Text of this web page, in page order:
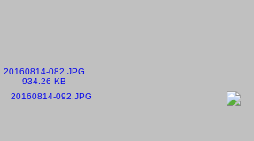
20160814-082.JPG
934.26 KB